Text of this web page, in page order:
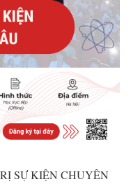
SỰ KIỆN CHUYÊN